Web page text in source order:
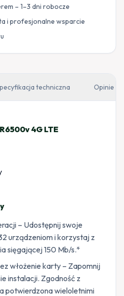
– 1–3 dni robocze
i profesjonalne wsparcie
techniczna Opinie
4G LTE
– Udostępnij swoje
urządzeniom i korzystaj z
sięgającej 150 Mb/s.*
włożenie karty – Zapomnij
instalacji. Zgodność z
potwierdzona wieloletnimi